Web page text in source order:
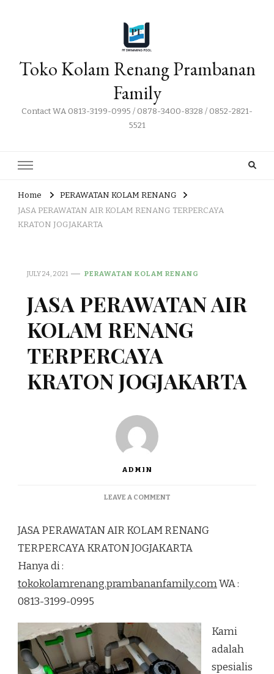
Toko Kolam Renang Prambanan
Family
Contact WA 0813-3199-0995 / 0878-3400-8328 / 0852-2821-
5521
Home
PERAWATAN KOLAM RENANG
JASA PERAWATAN AIR KOLAM RENANG TERPERCAYA
KRATON JOGJAKARTA
JULY 24, 2021 PERAWATAN KOLAM RENANG
JASA PERAWATAN AIR
KOLAM RENANG
TERPERCAYA
KRATON JOGJAKARTA
ADMIN
LEAVE A COMMENTON
AIR
KOLAM
KRATON
JOGJAKARTA
JASA PERAWATAN AIR KOLAM RENANG
TERPERCAYA KRATON JOGJAKARTA
Hanya di :
tokokolamrenang.prambananfamily.comWA :
0813-3199-0995
Kami
adalah
spesialis